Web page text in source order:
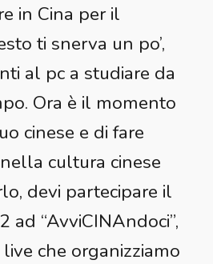
in Cina per il
ti snerva un po’,
al pc a studiare da
Ora è il momento
cinese e di fare
cultura cinese
devi partecipare il
ad “AvviCINAndoci”,
che organizziamo